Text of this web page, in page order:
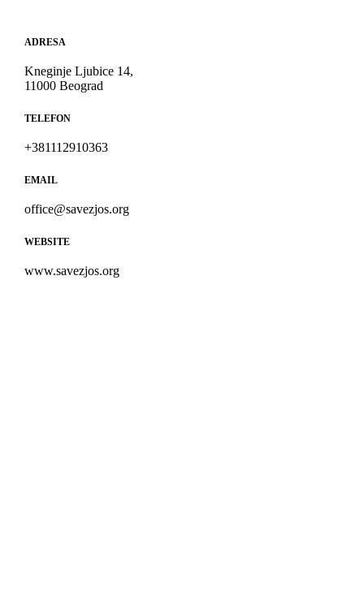
ADRESA
Kneginje Ljubice 14,
11000 Beograd
TELEFON
+381112910363
EMAIL
office@savezjos.org
WEBSITE
www.savezjos.org